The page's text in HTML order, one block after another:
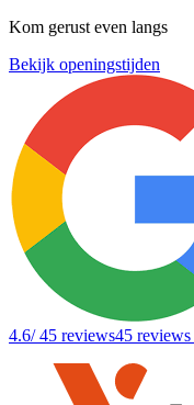
Kom gerust even langs
Bekijk openingstijden
4.6/ 45 reviews45 reviews